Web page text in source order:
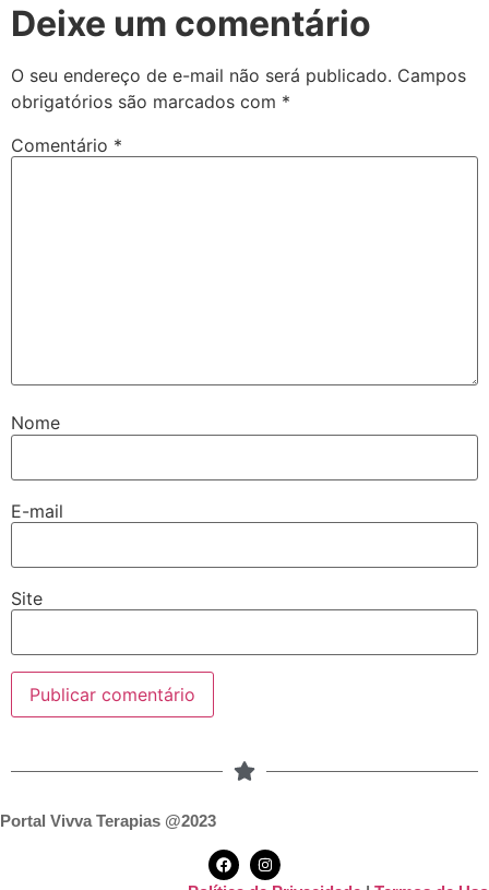
Deixe um comentário
O seu endereço de e-mail não será publicado. Campos
obrigatórios são marcados com *
Comentário *
Nome
E-mail
Site
Portal Vivva Terapias @2023